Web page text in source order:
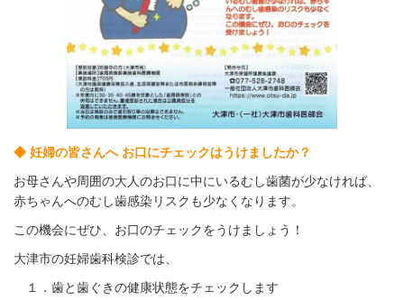
◆ 妊婦の皆さんへ お口にチェックはうけましたか？
お母さんや周囲の大人のお口に中にいるむし歯菌が少なければ、
赤ちゃんへのむし歯感染リスクも少なくなります。
この機会にぜひ、お口のチェックをうけましょう！
大津市の妊婦歯科検診では、
１．歯と歯ぐきの健康状態をチェックします